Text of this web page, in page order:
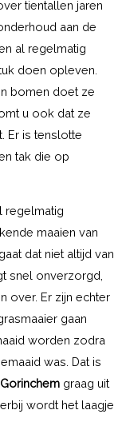
tientallen jaren
aan de
al regelmatig
doen opleven.
bomen doet ze
u ook dat ze
Er is tenslotte
tak die op
regelmatig
maaien van
dat niet altijd van
snel onverzorgd,
over. Er zijn echter
gaan
worden zodra
was. Dat is
graag uit
wordt het laagje